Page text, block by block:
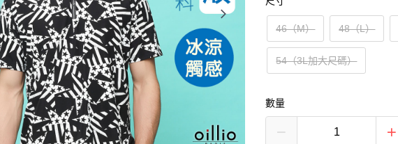
46（M） 48（L）
54（3L加大尺碼）
數量